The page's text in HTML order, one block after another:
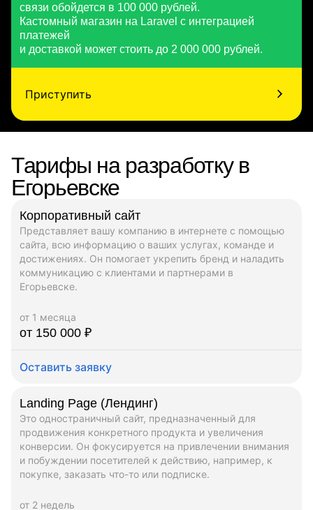
связи обойдется в 100 000 рублей.
Кастомный магазин на Laravel с интеграцией
платежей
и доставкой может стоить до 2 000 000 рублей.
Приступить
Тарифы на разработку в
Егорьевске
Корпоративный сайт
Представляет вашу компанию в интернете с помощью
сайта, всю информацию о ваших услугах, команде и
достижениях. Он помогает укрепить бренд и наладить
коммуникацию с клиентами и партнерами в
Егорьевске.
от 1 месяца
от 150 000 ₽
Оставить заявку
Landing Page (Лендинг)
Это одностраничный сайт, предназначенный для
продвижения конкретного продукта и увеличения
конверсии. Он фокусируется на привлечении внимания
и побуждении посетителей к действию, например, к
покупке, заказать что-то или подписке.
от 2 недель